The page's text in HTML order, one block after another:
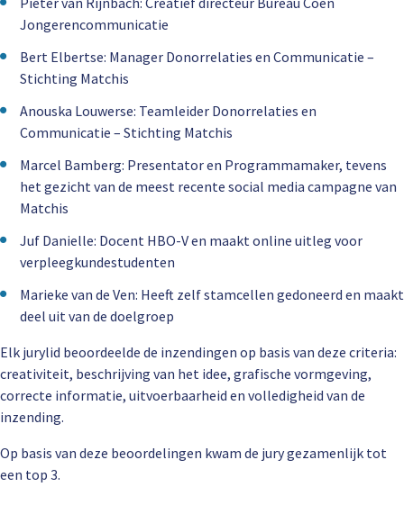
Jongerencommunicatie
Bert Elbertse: Manager Donorrelaties en Communicatie –
Stichting Matchis
Anouska Louwerse: Teamleider Donorrelaties en
Communicatie – Stichting Matchis
Marcel Bamberg: Presentator en Programmamaker, tevens
het gezicht van de meest recente social media campagne van
Matchis
Juf Danielle: Docent HBO-V en maakt online uitleg voor
verpleegkundestudenten
Marieke van de Ven: Heeft zelf stamcellen gedoneerd en maakt
deel uit van de doelgroep
Elk jurylid beoordeelde de inzendingen op basis van deze criteria:
creativiteit, beschrijving van het idee, grafische vormgeving,
correcte informatie, uitvoerbaarheid en volledigheid van de
inzending.
Op basis van deze beoordelingen kwam de jury gezamenlijk tot
een top 3.